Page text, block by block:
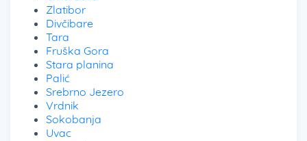
Zlatibor
Divčibare
Tara
Fruška Gora
Stara planina
Palić
Srebrno Jezero
Vrdnik
Sokobanja
Uvac